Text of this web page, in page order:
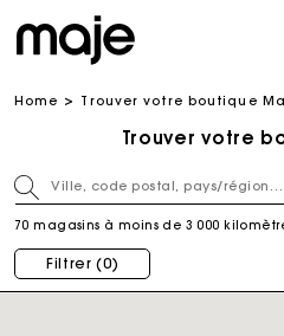
Home Trouver votre boutique
Trouver votre
70 magasins à moins de 3 000
Filtrer(0)